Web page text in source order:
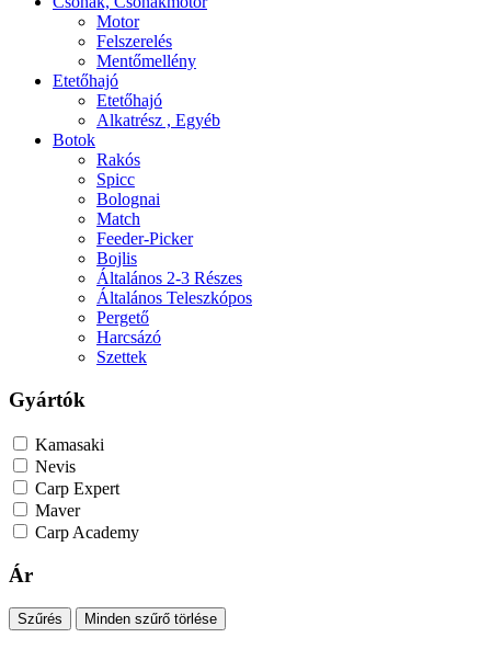
Motor
Felszerelés
Mentőmellény
Etetőhajó
Etetőhajó
Alkatrész , Egyéb
Botok
Rakós
Spicc
Bolognai
Match
Feeder-Picker
Bojlis
Általános 2-3 Részes
Általános Teleszkópos
Pergető
Harcsázó
Szettek
Gyártók
Kamasaki
Nevis
Carp Expert
Maver
Carp Academy
Ár
Szűrés Minden szűrő törlése